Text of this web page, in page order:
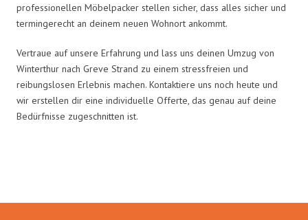
professionellen Möbelpacker stellen sicher, dass alles sicher und
termingerecht an deinem neuen Wohnort ankommt.
Vertraue auf unsere Erfahrung und lass uns deinen Umzug von
Winterthur nach Greve Strand zu einem stressfreien und
reibungslosen Erlebnis machen. Kontaktiere uns noch heute und
wir erstellen dir eine individuelle Offerte, das genau auf deine
Bedürfnisse zugeschnitten ist.